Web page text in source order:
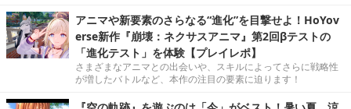
アニマや新要素のさらなる“進化”を目撃せよ！HoYov
erse新作『崩壊：ネクサスアニマ』第2回βテストの
「進化テスト」を体験【プレイレポ】
さまざまなアニマとの出会いや、スキルによってさらに戦略性
が増したバトルなど、本作の注目の要素に迫ります！